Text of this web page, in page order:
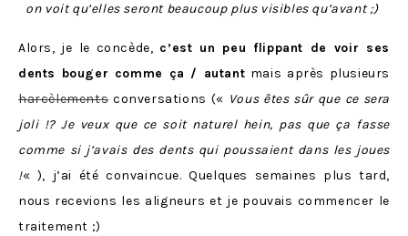
on voit qu’elles seront beaucoup plus visibles qu’avant ;)
Alors, je le concède, c’est un peu flippant de voir ses
dents bouger comme ça / autant mais après plusieurs
harcèlementsconversations (« Vous êtes sûr que ce sera
joli !? Je veux que ce soit naturel hein, pas que ça fasse
comme si j’avais des dents qui poussaient dans les joues
!« ), j’ai été convaincue. Quelques semaines plus tard,
nous recevions les aligneurs et je pouvais commencer le
traitement ;)